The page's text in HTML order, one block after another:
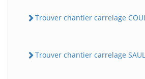
Trouver chantier carrelage
Trouver chantier carrelage